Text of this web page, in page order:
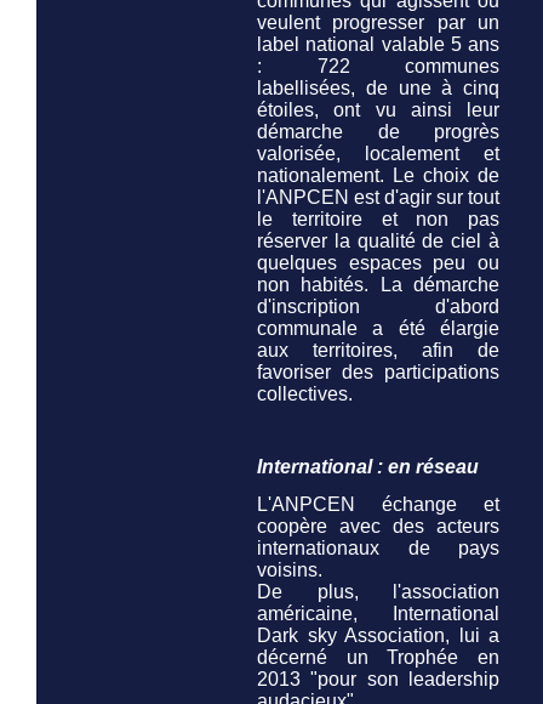
veulent progresser par un
label national valable 5 ans
: 722 communes
labellisées, de une à cinq
étoiles, ont vu ainsi leur
démarche de progrès
valorisée, localement et
nationalement. Le choix de
l'ANPCEN est d'agir sur tout
le territoire et non pas
réserver la qualité de ciel à
quelques espaces peu ou
non habités. La démarche
d'inscription d'abord
communale a été élargie
aux territoires, afin de
favoriser des participations
collectives.
International : en réseau
L'ANPCEN échange et
coopère avec des acteurs
internationaux de pays
voisins.
De plus, l'association
américaine,
International
Dark sky Association,
lui a
décerné un Trophée en
2013 "pour son leadership